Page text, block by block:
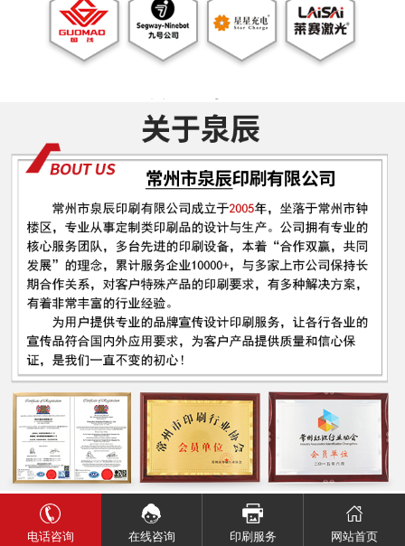
电话咨询 在线咨询 印刷服务 网站首页